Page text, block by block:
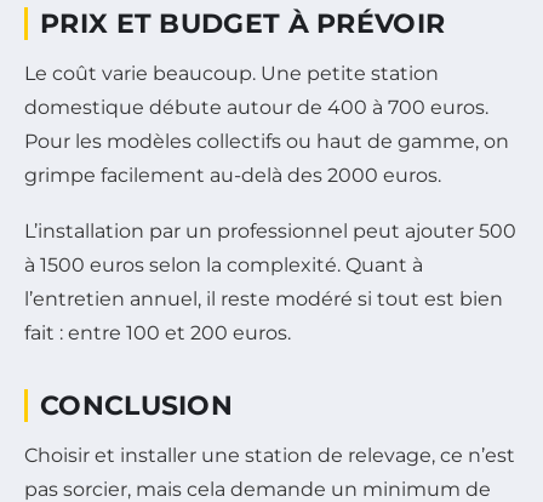
PRIX ET BUDGET À PRÉVOIR
Le coût varie beaucoup. Une petite station
domestique débute autour de 400 à 700 euros.
Pour les modèles collectifs ou haut de gamme, on
grimpe facilement au-delà des 2000 euros.
L’installation par un professionnel peut ajouter 500
à 1500 euros selon la complexité. Quant à
l’entretien annuel, il reste modéré si tout est bien
fait : entre 100 et 200 euros.
CONCLUSION
Choisir et installer une station de relevage, ce n’est
pas sorcier, mais cela demande un minimum de